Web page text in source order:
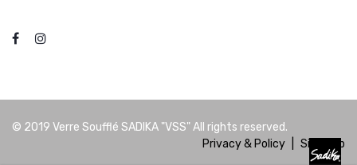
© 2019 Verre Soufflé SADIKA "VSS"All rights reserved.
Privacy & Policy
Site Map